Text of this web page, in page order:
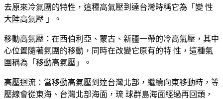
去原來冷氣團的特性，這種高氣壓到達台灣時稱它為「變 性
大陸高氣壓 」。
移動高氣壓：在西伯利亞、蒙古、新疆一帶的冷高氣壓，其中
心位置隨著氣團的移動，同時在改變它原有的特 性，這種氣
團稱為「移動高氣壓」。
高壓迴流：當移動高氣壓到達台灣北部，繼續向東移動時，等
壓線會從東海、台灣北部海面，琉 球群島海面經過再回頭，